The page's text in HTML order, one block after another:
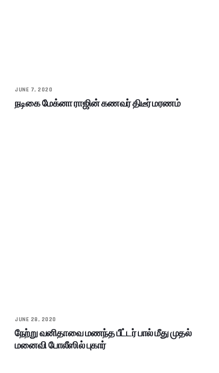
JUNE 7, 2020
நடிகை மேக்னா ராஜின் கணவர் திடீர் மரணம்
JUNE 28, 2020
நேற்று வனிதாவை மணந்த பீட்டர் பால் மீது முதல்
மனைவி போலீஸில் புகார்